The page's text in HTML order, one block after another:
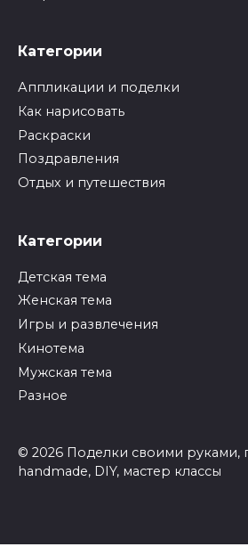
Категории
Аппликации и поделки
Как нарисовать
Раскраски
Поздравления
Отдых и путешествия
Категории
Детская тема
Женская тема
Игры и развлечения
Кинотема
Мужская тема
Разное
© 2026 Поделки своими руками,
handmade, DIY, мастер классы